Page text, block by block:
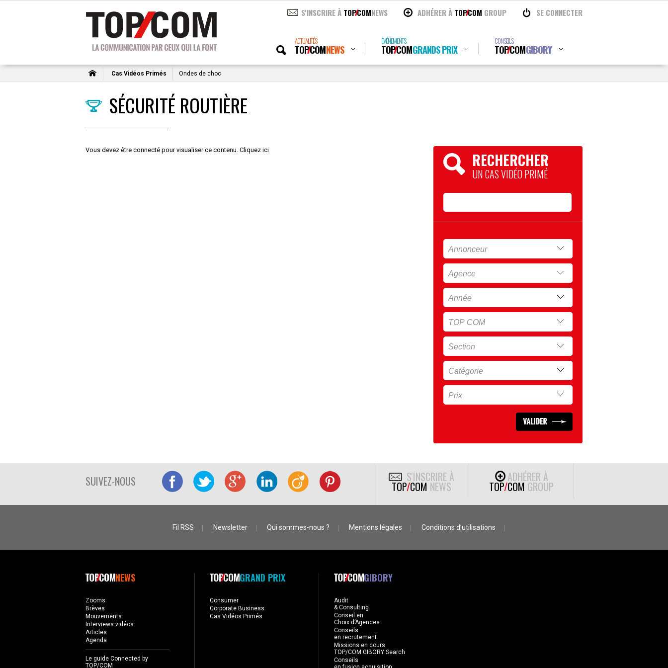
S'INSCRIRE À TOPCOMNEWS ADHÉRER À TOPCOM GROUP SE CONNECTER
ACTUALITÉS
TOPCOMNEWS
ÉVÉNEMENTS
TOPCOMGRANDS PRIX
CONSEILS
TOPCOMGIBORY
Cas Vidéos Primés Ondes de choc
SÉCURITÉ ROUTIÈRE
RECHERCHER
UN CAS VIDÉO PRIMÉ
Vous devez être connecté pour visualiser ce contenu. Cliquez ici
SUIVEZ-NOUS S'INSCRIRE À
TOP/COM NEWS
ADHÉRER À
TOP/COM GROUP
Fil RSS Newsletter Qui sommes-nous ? Mentions légales Conditions d’utilisations
NEWS
Zooms
Brèves
Mouvements
Interviews vidéos
Articles
Agenda
Le guide Connected by
TOP/COM
GRAND PRIX
Consumer
Corporate Business
Cas Vidéos Primés
GIBORY
Audit
& Consulting
Conseil en
Choix d’Agences
Conseils
en recrutement
Missions en cours
TOP/COM GIBORY Search
Conseils